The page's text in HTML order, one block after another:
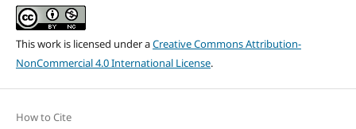
This work is licensed under aCreative Commons Attribution-
NonCommercial 4.0 International License.
How to Cite